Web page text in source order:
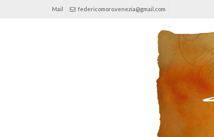
Mail federicomoro.venezia@gmail.com